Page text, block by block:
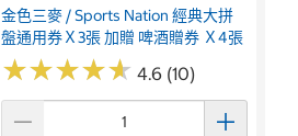
金色三麥 / Sports Nation 經典大拼
盤通用券Ｘ3張 加贈 啤酒贈券 Ｘ4張
★★★★★
★★★★★ 4.6 (10)